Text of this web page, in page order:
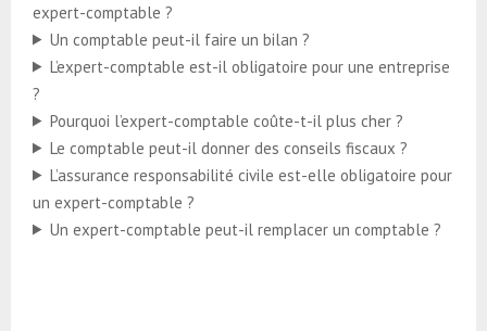
expert-comptable ?
Un comptable peut-il faire un bilan ?
L’expert-comptable est-il obligatoire pour une entreprise
?
Pourquoi l’expert-comptable coûte-t-il plus cher ?
Le comptable peut-il donner des conseils fiscaux ?
L’assurance responsabilité civile est-elle obligatoire pour
un expert-comptable ?
Un expert-comptable peut-il remplacer un comptable ?